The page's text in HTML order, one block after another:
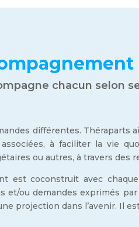
chacun selon
différentes. Théraparts
à faciliter la vie
ou autres, à travers des
est coconstruit avec
ou demandes exprimés
projection dans l’avenir. Il